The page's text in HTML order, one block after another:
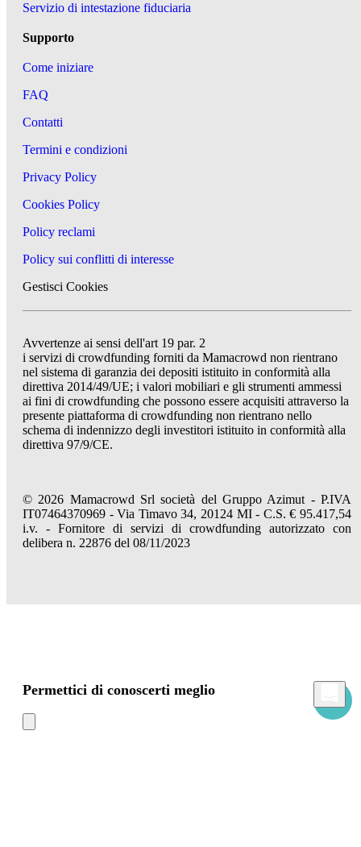
Servizio di intestazione fiduciaria
Supporto
Come iniziare
FAQ
Contatti
Termini e condizioni
Privacy Policy
Cookies Policy
Policy reclami
Policy sui conflitti di interesse
Gestisci Cookies
Avvertenze ai sensi dell'art 19 par. 2
i servizi di crowdfunding forniti da Mamacrowd non rientrano
nel sistema di garanzia dei depositi istituito in conformità alla
direttiva 2014/49/UE; i valori mobiliari e gli strumenti ammessi
ai fini di crowdfunding che possono essere acquisiti attraverso la
presente piattaforma di crowdfunding non rientrano nello
schema di indennizzo degli investitori istituito in conformità alla
direttiva 97/9/CE.
© 2026 Mamacrowd Srl società del Gruppo Azimut - P.IVA
IT07464370969 - Via Timavo 34, 20124 MI - C.S. € 95.417,54
i.v. - Fornitore di servizi di crowdfunding autorizzato con
delibera n. 22876 del 08/11/2023
Permettici di conoscerti meglio